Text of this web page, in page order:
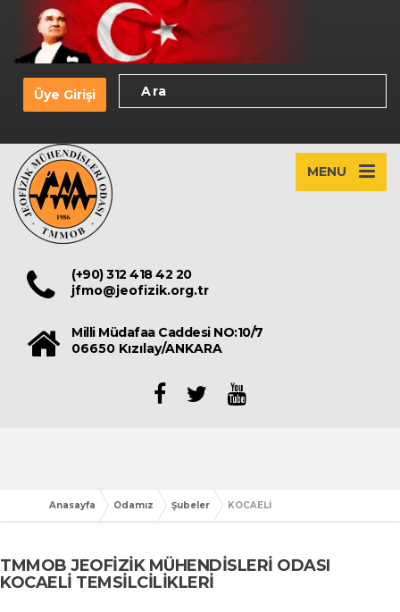
Üye Girişi
MENU
(+90) 312 418 42 20
jfmo@jeofizik.org.tr
Milli Müdafaa Caddesi NO:10/7
06650 Kızılay/ANKARA
Anasayfa Odamız Şubeler KOCAELİ
TMMOB JEOFİZİK MÜHENDİSLERİ ODASI
KOCAELİ TEMSİLCİLİKLERİ